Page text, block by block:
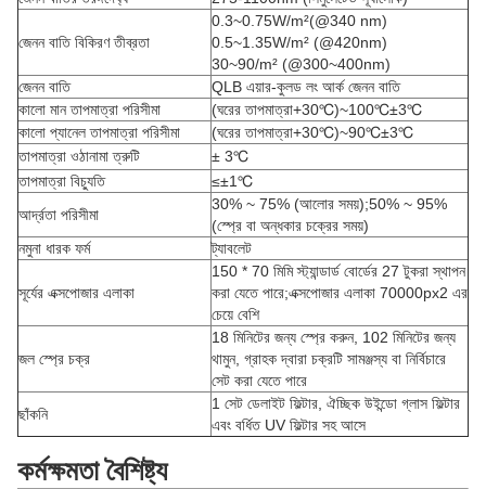
জেনন বাতি বিকিরণ তীব্রতা
0.3~0.75W/m²(@340 nm)
0.5~1.35W/m² (@420nm)
30~90/m² (@300~400nm)
জেনন বাতি
QLB এয়ার-কুলড লং আর্ক জেনন বাতি
কালো মান তাপমাত্রা পরিসীমা
(ঘরের তাপমাত্রা+30℃)~100℃±3℃
কালো প্যানেল তাপমাত্রা পরিসীমা
(ঘরের তাপমাত্রা+30℃)~90℃±3℃
তাপমাত্রা ওঠানামা ত্রুটি
± 3℃
তাপমাত্রা বিচ্যুতি
≤±1℃
আর্দ্রতা পরিসীমা
30% ~ 75% (আলোর সময়);50% ~ 95%
(স্প্রে বা অন্ধকার চক্রের সময়)
নমুনা ধারক ফর্ম
ট্যাবলেট
সূর্যের এক্সপোজার এলাকা
150 * 70 মিমি স্ট্যান্ডার্ড বোর্ডের 27 টুকরা স্থাপন
করা যেতে পারে;এক্সপোজার এলাকা 70000px2 এর
চেয়ে বেশি
জল স্প্রে চক্র
18 মিনিটের জন্য স্প্রে করুন, 102 মিনিটের জন্য
থামুন, গ্রাহক দ্বারা চক্রটি সামঞ্জস্য বা নির্বিচারে
সেট করা যেতে পারে
ছাঁকনি
1 সেট ডেলাইট ফিল্টার, ঐচ্ছিক উইন্ডো গ্লাস ফিল্টার
এবং বর্ধিত UV ফিল্টার সহ আসে
কর্মক্ষমতা বৈশিষ্ট্য